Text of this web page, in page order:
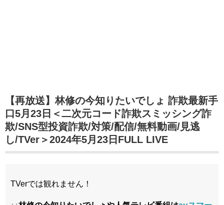
【再放送】林修の今知りたいでしょ 詐欺最新手
口5月23日＜二次元コード詐欺スミッシング詐
欺/SNS型投資詐欺/対策/配信/無料動画/見逃
し/TVer＞2024年5月23日FULL LIVE
TVerでは観れません！